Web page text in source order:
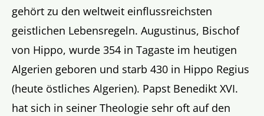
gehört zu den weltweit einflussreichsten
geistlichen Lebensregeln. Augustinus, Bischof
von Hippo, wurde 354 in Tagaste im heutigen
Algerien geboren und starb 430 in Hippo Regius
(heute östliches Algerien). Papst Benedikt XVI.
hat sich in seiner Theologie sehr oft auf den